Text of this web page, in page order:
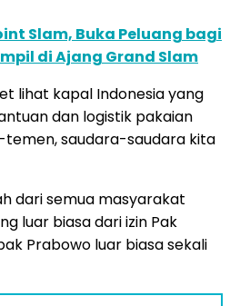
Slam, Buka Peluang bagi
di Ajang Grand Slam
lihat kapal Indonesia yang
dan logistik pakaian
saudara-saudara kita
dari semua masyarakat
luar biasa dari izin Pak
Prabowo luar biasa sekali